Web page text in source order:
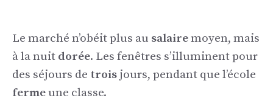
Le marché n’obéit plus au salairemoyen, mais
à la nuit dorée. Les fenêtres s’illuminent pour
des séjours de trois jours, pendant que l’école
ferme une classe.